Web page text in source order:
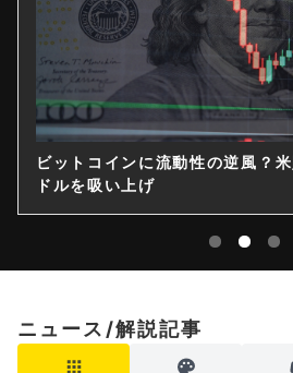
ビットコインに流動性の逆風？
ドルを吸い上げ
ニュース/解説記事